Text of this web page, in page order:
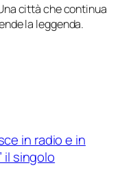
città che continua
la leggenda.